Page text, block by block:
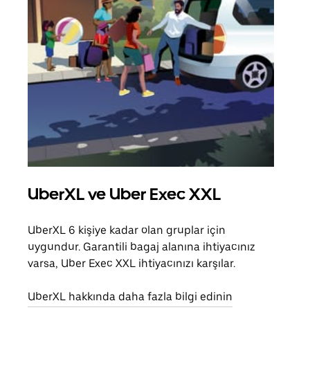
UberXL ve Uber Exec XXL
UberXL 6 kişiye kadar olan gruplar için
uygundur. Garantili bagaj alanına ihtiyacınız
varsa, Uber Exec XXL ihtiyacınızı karşılar.
UberXL hakkında daha fazla bilgi edinin